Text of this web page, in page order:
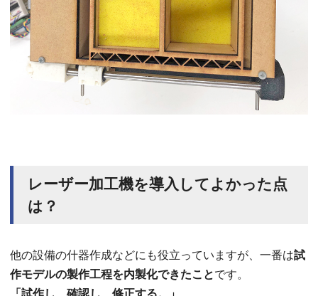
レーザー加工機を導入してよかった点
は？
他の設備の什器作成などにも役立っていますが、一番は試
作モデルの製作工程を内製化できたことです。
「試作し、確認し、修正する。」